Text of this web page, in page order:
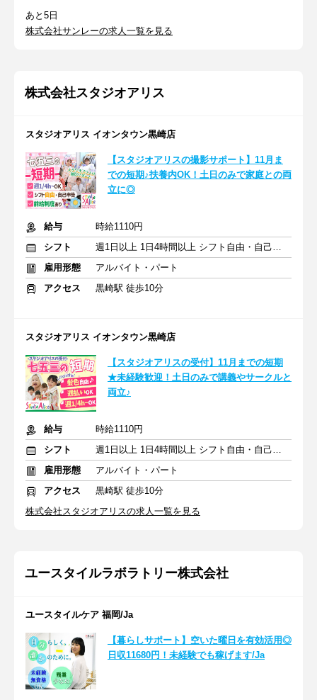
あと5日
株式会社サンレーの求人一覧を見る
株式会社スタジオアリス
スタジオアリス イオンタウン黒崎店
【スタジオアリスの撮影サポート】11月ま
での短期♪扶養内OK！土日のみで家庭との両
立に◎
給与
時給1110円
シフト
週1日以上 1日4時間以上 シフト自由・自己申告
雇用形態
アルバイト・パート
アクセス
黒崎駅 徒歩10分
スタジオアリス イオンタウン黒崎店
【スタジオアリスの受付】11月までの短期
★未経験歓迎！土日のみで講義やサークルと
両立♪
給与
時給1110円
シフト
週1日以上 1日4時間以上 シフト自由・自己申告
雇用形態
アルバイト・パート
アクセス
黒崎駅 徒歩10分
株式会社スタジオアリスの求人一覧を見る
ユースタイルラボラトリー株式会社
ユースタイルケア 福岡/Ja
【暮らしサポート】空いた曜日を有効活用◎
日収11680円！未経験でも稼げます/Ja